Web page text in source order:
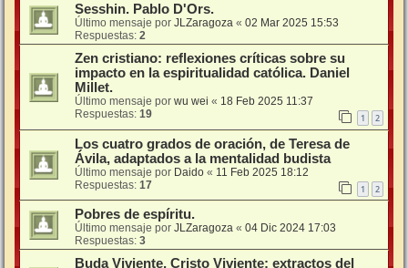
Sesshin. Pablo D'Ors.
Último mensaje por JLZaragoza « 02 Mar 2025 15:53
Respuestas: 2
Zen cristiano: reflexiones críticas sobre su
impacto en la espiritualidad católica. Daniel
Millet.
Último mensaje por wu wei « 18 Feb 2025 11:37
Respuestas: 19 1 2
Los cuatro grados de oración, de Teresa de
Ávila, adaptados a la mentalidad budista
Último mensaje por Daido « 11 Feb 2025 18:12
Respuestas: 17 1 2
Pobres de espíritu.
Último mensaje por JLZaragoza « 04 Dic 2024 17:03
Respuestas: 3
Buda Viviente, Cristo Viviente: extractos del